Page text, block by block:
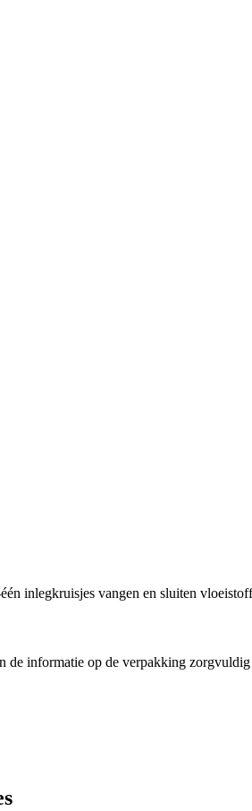
inlegkruisjes vangen en sluiten
informatie op de verpakking